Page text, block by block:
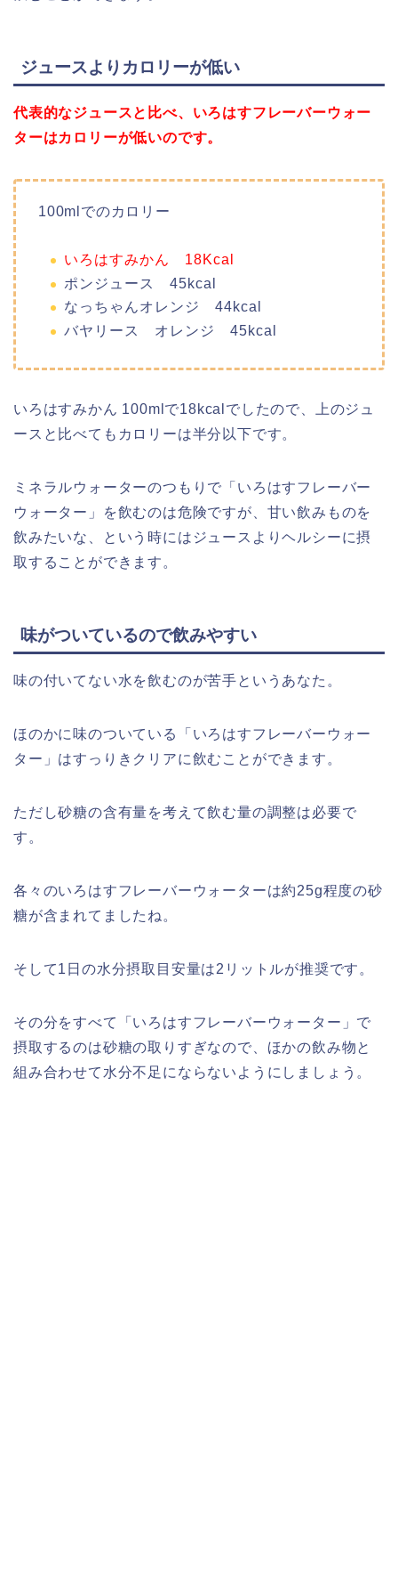
ジュースよりカロリーが低い
代表的なジュースと比べ、いろはすフレーバーウォー
ターはカロリーが低いのです。
100mlでのカロリー
いろはすみかん 18Kcal
ポンジュース 45kcal
なっちゃんオレンジ 44kcal
バヤリース オレンジ 45kcal
いろはすみかん 100mlで18kcalでしたので、上のジュ
ースと比べてもカロリーは半分以下です。
ミネラルウォーターのつもりで「いろはすフレーバー
ウォーター」を飲むのは危険ですが、甘い飲みものを
飲みたいな、という時にはジュースよりヘルシーに摂
取することができます。
味がついているので飲みやすい
味の付いてない水を飲むのが苦手というあなた。
ほのかに味のついている「 いろはすフレーバーウォー
ター」はすっりきクリアに飲むことができます。
ただし砂糖の含有量を考えて飲む量の調整は必要で
す。
各々のいろはすフレーバーウォーターは約25g程度の砂
糖が含まれてましたね。
そして1日の水分摂取目安量は2リットルが推奨です。
その分をすべて「いろはすフレーバーウォーター」で
摂取するのは砂糖の取りすぎなので、ほかの飲み物と
組み合わせて水分不足にならないようにしましょう。